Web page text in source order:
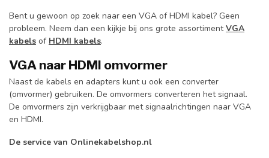
Bent u gewoon op zoek naar een VGA of HDMI kabel? Geen
probleem. Neem dan een kijkje bij ons grote assortimentVGA
kabels of HDMI kabels.
VGA naar HDMI omvormer
Naast de kabels en adapters kunt u ook een converter
(omvormer) gebruiken. De omvormers converteren het signaal.
De omvormers zijn verkrijgbaar met signaalrichtingen naar VGA
en HDMI.
De service van Onlinekabelshop.nl